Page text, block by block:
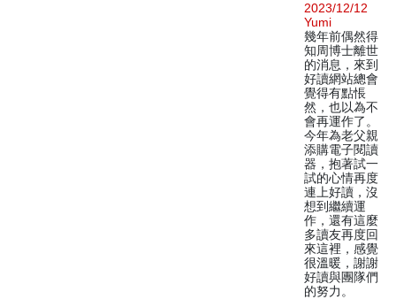
2023/12/12
Yumi
幾年前偶然得
知周博士離世
的消息，來到
好讀網站總會
覺得有點悵
然，也以為不
會再運作了。
今年為老父親
添購電子閱讀
器，抱著試一
試的心情再度
連上好讀，沒
想到繼續運
作，還有這麼
多讀友再度回
來這裡，感覺
很溫暖，謝謝
好讀與團隊們
的努力。